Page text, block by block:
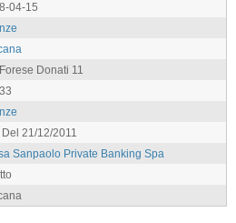
04-15
Donati 11
21/12/2011
Sanpaolo Private Banking Spa